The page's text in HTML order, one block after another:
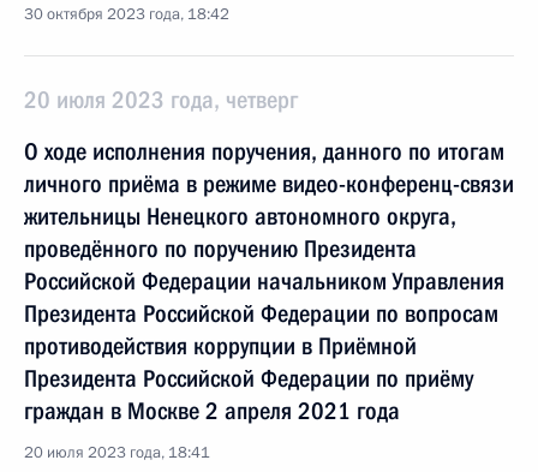
30 октября 2023 года, 18:42
20 июля 2023 года, четверг
О ходе исполнения поручения, данного по итогам
личного приёма в режиме видео-конференц-связи
жительницы Ненецкого автономного округа,
проведённого по поручению Президента
Российской Федерации начальником Управления
Президента Российской Федерации по вопросам
противодействия коррупции в Приёмной
Президента Российской Федерации по приёму
граждан в Москве 2 апреля 2021 года
20 июля 2023 года, 18:41